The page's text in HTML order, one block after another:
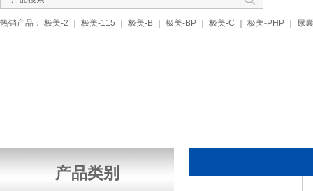
热销产品： 极美-2 极美-115 极美-B 极美-BP 极美-C 极美-PHP 尿
产品类别